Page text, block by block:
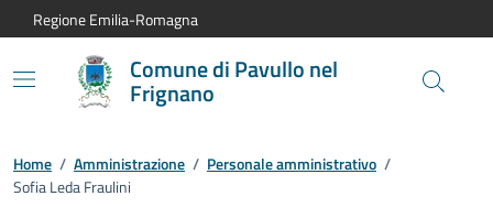
Vai al contenuto principale
Vai alla navigazione del sito
Vai al piede di pagina
Regione Emilia-Romagna
Comune di Pavullo nel
Frignano
Home / Amministrazione / Personale amministrativo /
Sofia Leda Fraulini